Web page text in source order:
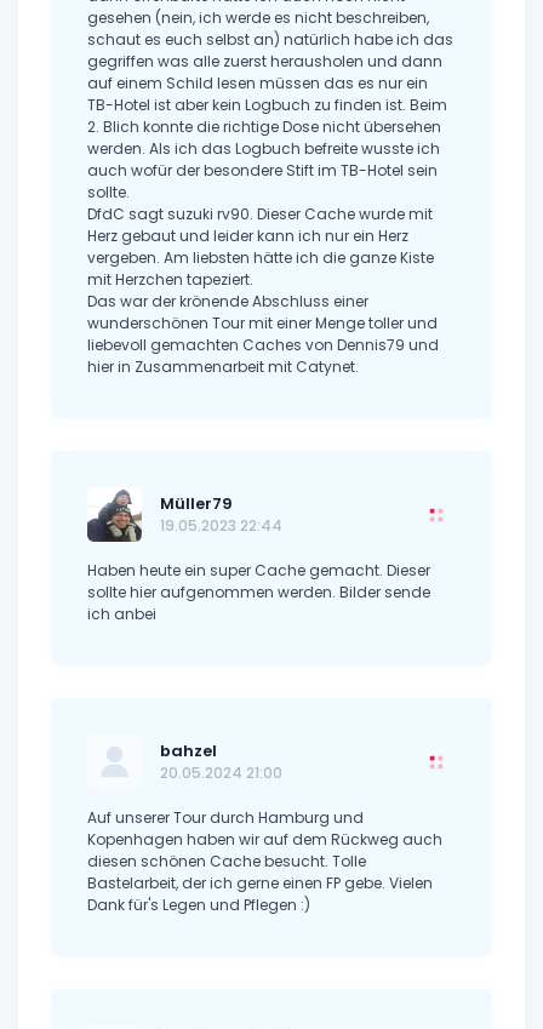
gesehen (nein, ich werde es nicht beschreiben,
schaut es euch selbst an) natürlich habe ich das
gegriffen was alle zuerst herausholen und dann
auf einem Schild lesen müssen das es nur ein
TB-Hotel ist aber kein Logbuch zu finden ist. Beim
2. Blich konnte die richtige Dose nicht übersehen
werden. Als ich das Logbuch befreite wusste ich
auch wofür der besondere Stift im TB-Hotel sein
sollte.
DfdC sagt suzuki rv90. Dieser Cache wurde mit
Herz gebaut und leider kann ich nur ein Herz
vergeben. Am liebsten hätte ich die ganze Kiste
mit Herzchen tapeziert.
Das war der krönende Abschluss einer
wunderschönen Tour mit einer Menge toller und
liebevoll gemachten Caches von Dennis79 und
hier in Zusammenarbeit mit Catynet.
Müller79
19.05.2023 22:44
Haben heute ein super Cache gemacht. Dieser
sollte hier aufgenommen werden. Bilder sende
ich anbei
bahzel
20.05.2024 21:00
Auf unserer Tour durch Hamburg und
Kopenhagen haben wir auf dem Rückweg auch
diesen schönen Cache besucht. Tolle
Bastelarbeit, der ich gerne einen FP gebe. Vielen
Dank für's Legen und Pflegen :)